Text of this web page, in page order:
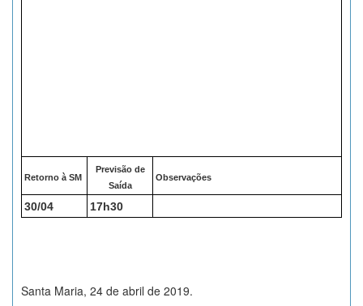
Retorno à SM
Previsão de
Saída
Observações
30/04 17h30
Santa Maria, 24 de abril de 2019.